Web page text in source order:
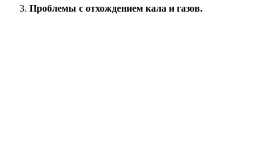
Проблемы с отхождением кала и газов.